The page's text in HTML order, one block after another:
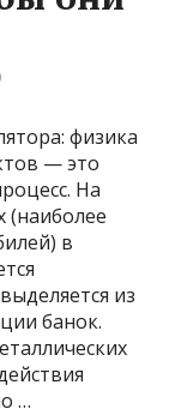
физика
— это
На
(наиболее
в
из
банок.
…